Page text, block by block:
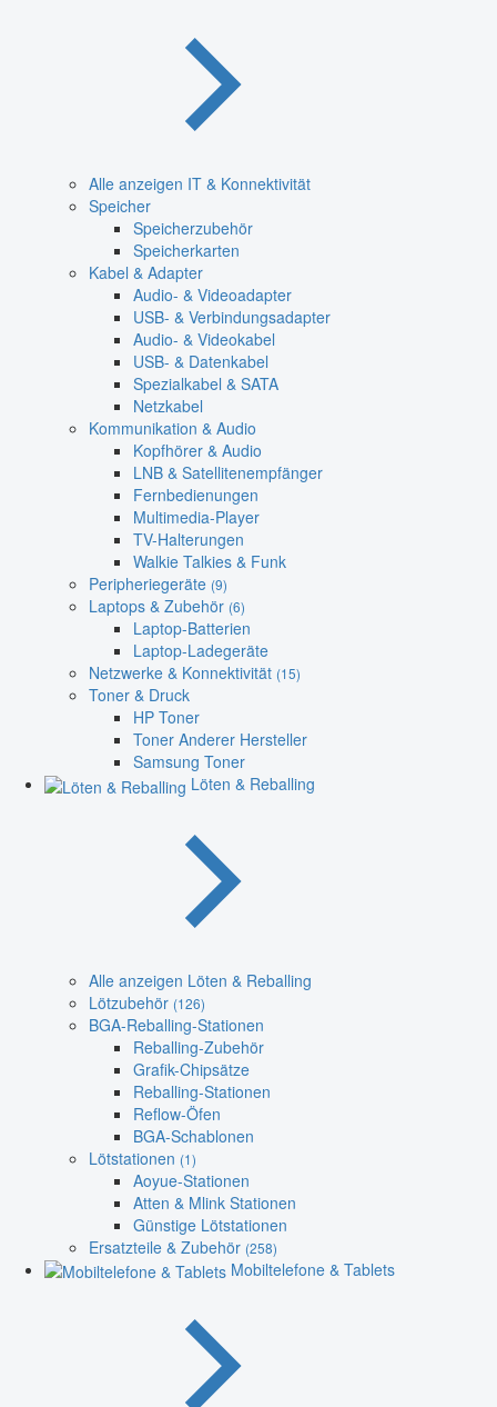
Alle anzeigen IT & Konnektivität
Speicher
Speicherzubehör
Speicherkarten
Kabel & Adapter
Audio- & Videoadapter
USB- & Verbindungsadapter
Audio- & Videokabel
USB- & Datenkabel
Spezialkabel & SATA
Netzkabel
Kommunikation & Audio
Kopfhörer & Audio
LNB & Satellitenempfänger
Fernbedienungen
Multimedia-Player
TV-Halterungen
Walkie Talkies & Funk
Peripheriegeräte (9)
Laptops & Zubehör (6)
Laptop-Batterien
Laptop-Ladegeräte
Netzwerke & Konnektivität (15)
Toner & Druck
HP Toner
Toner Anderer Hersteller
Samsung Toner
Löten & Reballing
Alle anzeigen Löten & Reballing
Lötzubehör (126)
BGA-Reballing-Stationen
Reballing-Zubehör
Grafik-Chipsätze
Reballing-Stationen
Reflow-Öfen
BGA-Schablonen
Lötstationen (1)
Aoyue-Stationen
Atten & Mlink Stationen
Günstige Lötstationen
Ersatzteile & Zubehör (258)
Mobiltelefone & Tablets